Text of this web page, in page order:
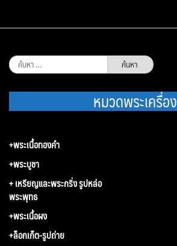
ค้นหา
สำหรับ:
หมวดพระเครื่อง
+พระเนื้อทองคำ
+พระบูชา
+ เหรียญและพระกริ่ง รูปหล่อ
พระพุทธ
+พระเนื้อผง
+ล็อกเก็ต-รูปถ่าย